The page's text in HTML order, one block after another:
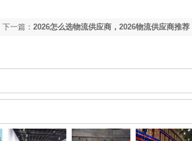
下一篇： 2026怎么选物流供应商，2026物流供应商推荐